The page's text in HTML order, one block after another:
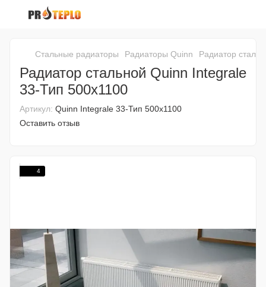
Стальные радиаторы Радиаторы Quinn Радиатор
Радиатор стальной Quinn Integrale
33-Тип 500х1100
Артикул: Quinn Integrale 33-Тип 500х1100
Оставить отзыв
4